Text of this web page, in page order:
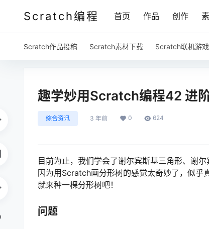
Scratch编程 首页 作品 创作
Scratch作品投稿 Scratch素材下载 Scratch联机游戏
趣学妙用Scratch编程42 进
综合资讯 3 年前 0 624
目前为止，我们学会了谢尔宾斯基三角形、谢
因为用Scratch画分形树的感觉太奇妙了，似乎
就来种一棵分形树吧！
问题